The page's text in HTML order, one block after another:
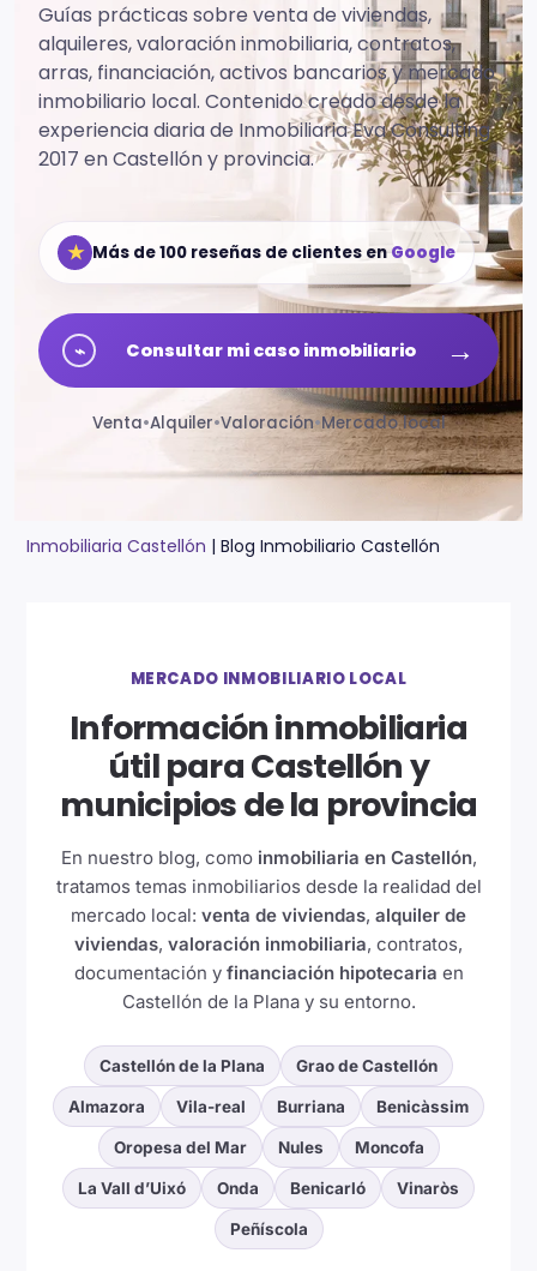
Guías prácticas sobre venta de viviendas,
alquileres, valoración inmobiliaria, contratos,
arras, financiación, activos bancarios y mercado
inmobiliario local. Contenido creado desde la
experiencia diaria de Inmobiliaria Eva Consulting
2017 en Castellón y provincia.
★ Más de 100 reseñas de clientes enGoogle
⌁ Consultar mi caso inmobiliario →
Venta•Alquiler•Valoración•Mercado local
Inmobiliaria Castellón | Blog Inmobiliario Castellón
MERCADO INMOBILIARIO LOCAL
Información inmobiliaria
útil para Castellón y
municipios de la provincia
En nuestro blog, como inmobiliaria en Castellón,
tratamos temas inmobiliarios desde la realidad del
mercado local: venta de viviendas, alquiler de
viviendas, valoración inmobiliaria, contratos,
documentación y financiación hipotecaria en
Castellón de la Plana y su entorno.
Castellón de la Plana Grao de Castellón
Almazora Vila-real Burriana Benicàssim
Oropesa del Mar Nules Moncofa
La Vall d’Uixó Onda Benicarló Vinaròs
Peñíscola